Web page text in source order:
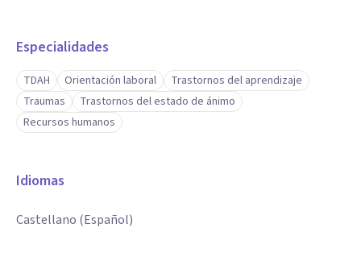
Especialidades
TDAH Orientación laboral
Trastornos del aprendizaje
Traumas
Trastornos del estado de ánimo
Recursos humanos
Idiomas
Castellano (Español)